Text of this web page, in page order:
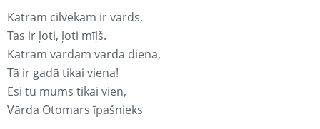
Katram cilvēkam ir vārds,
Tas ir ļoti, ļoti mīļš.
Katram vārdam vārda diena,
Tā ir gadā tikai viena!
Esi tu mums tikai vien,
Vārda Otomars īpašnieks